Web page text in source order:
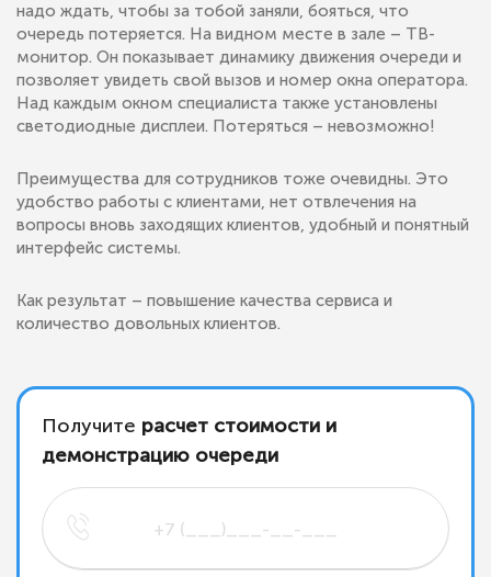
надо ждать, чтобы за тобой заняли, бояться, что
очередь потеряется. На видном месте в зале – ТВ-
монитор. Он показывает динамику движения очереди и
позволяет увидеть свой вызов и номер окна оператора.
Над каждым окном специалиста также установлены
светодиодные дисплеи. Потеряться – невозможно!
Преимущества для сотрудников тоже очевидны. Это
удобство работы с клиентами, нет отвлечения на
вопросы вновь заходящих клиентов, удобный и понятный
интерфейс системы.
Как результат – повышение качества сервиса и
количество довольных клиентов.
Получите расчет стоимости и
демонстрацию очереди